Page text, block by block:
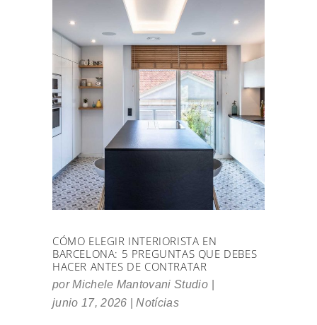
CÓMO ELEGIR INTERIORISTA EN
BARCELONA: 5 PREGUNTAS QUE DEBES
HACER ANTES DE CONTRATAR
porMichele Mantovani Studio
junio 17, 2026
Notícias